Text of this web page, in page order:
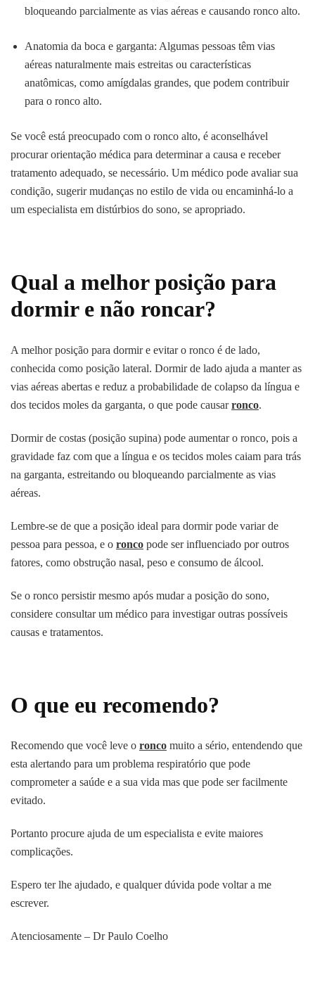
bloqueando parcialmente as vias aéreas e causando ronco alto.
Anatomia da boca e garganta: Algumas pessoas têm vias
aéreas naturalmente mais estreitas ou características
anatômicas, como amígdalas grandes, que podem contribuir
para o ronco alto.
Se você está preocupado com o ronco alto, é aconselhável
procurar orientação médica para determinar a causa e receber
tratamento adequado, se necessário. Um médico pode avaliar sua
condição, sugerir mudanças no estilo de vida ou encaminhá-lo a
um especialista em distúrbios do sono, se apropriado.
Qual a melhor posição para
dormir e não roncar?
A melhor posição para dormir e evitar o ronco é de lado,
conhecida como posição lateral. Dormir de lado ajuda a manter as
vias aéreas abertas e reduz a probabilidade de colapso da língua e
dos tecidos moles da garganta, o que pode causarronco.
Dormir de costas (posição supina) pode aumentar o ronco, pois a
gravidade faz com que a língua e os tecidos moles caiam para trás
na garganta, estreitando ou bloqueando parcialmente as vias
aéreas.
Lembre-se de que a posição ideal para dormir pode variar de
pessoa para pessoa, e o ronco pode ser influenciado por outros
fatores, como obstrução nasal, peso e consumo de álcool.
Se o ronco persistir mesmo após mudar a posição do sono,
considere consultar um médico para investigar outras possíveis
causas e tratamentos.
O que eu recomendo?
Recomendo que você leve o ronco muito a sério, entendendo que
esta alertando para um problema respiratório que pode
comprometer a saúde e a sua vida mas que pode ser facilmente
evitado.
Portanto procure ajuda de um especialista e evite maiores
complicações.
Espero ter lhe ajudado, e qualquer dúvida pode voltar a me
escrever.
Atenciosamente – Dr Paulo Coelho